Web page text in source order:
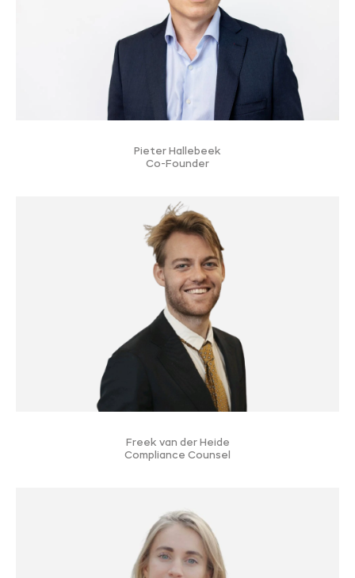
Pieter Hallebeek
Co-Founder
Freek van der Heide
Compliance Counsel